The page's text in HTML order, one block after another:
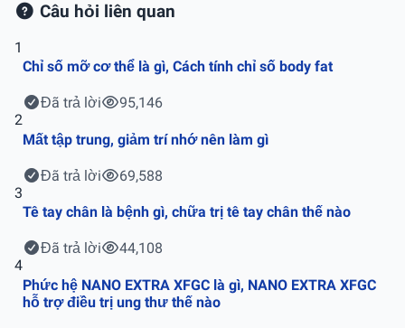
Câu hỏi liên quan
1
Chỉ số mỡ cơ thể là gì, Cách tính chỉ số body fat
Đã trả lời
95,146
2
Mất tập trung, giảm trí nhớ nên làm gì
Đã trả lời
69,588
3
Tê tay chân là bệnh gì, chữa trị tê tay chân thế nào
Đã trả lời
44,108
4
Phức hệ NANO EXTRA XFGC là gì, NANO EXTRA XFGC
hỗ trợ điều trị ung thư thế nào